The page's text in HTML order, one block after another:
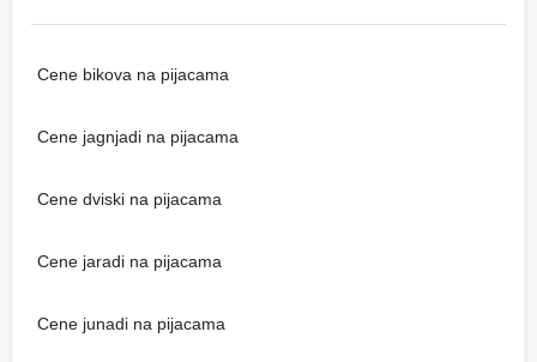
Cene bikova na pijacama
Cene jagnjadi na pijacama
Cene dviski na pijacama
Cene jaradi na pijacama
Cene junadi na pijacama